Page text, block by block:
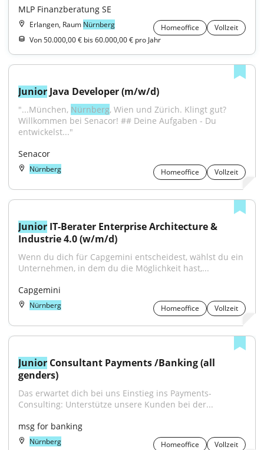
MLP Finanzberatung SE
Erlangen, Raum Nürnberg Homeoffice
Vollzeit
Von 50.000,00 € bis 60.000,00 € pro Jahr
Junior Java Developer (m/w/d)
"...München, Nürnberg, Wien und Zürich. Klingt gut?
Willkommen bei Senacor! ## Deine Aufgaben - Du
entwickelst..."
Senacor
Nürnberg Homeoffice Vollzeit
Junior IT-Berater Enterprise Architecture &
Industrie 4.0 (w/m/d)
Wenn du dich für Capgemini entscheidest, wählst du ein
Unternehmen, in dem du die Möglichkeit hast,...
Capgemini
Nürnberg Homeoffice Vollzeit
Junior Consultant Payments /Banking (all
genders)
Das erwartet dich bei uns Einstieg ins Payments-
Consulting: Unterstütze unsere Kunden bei der...
msg for banking
Nürnberg Homeoffice Vollzeit